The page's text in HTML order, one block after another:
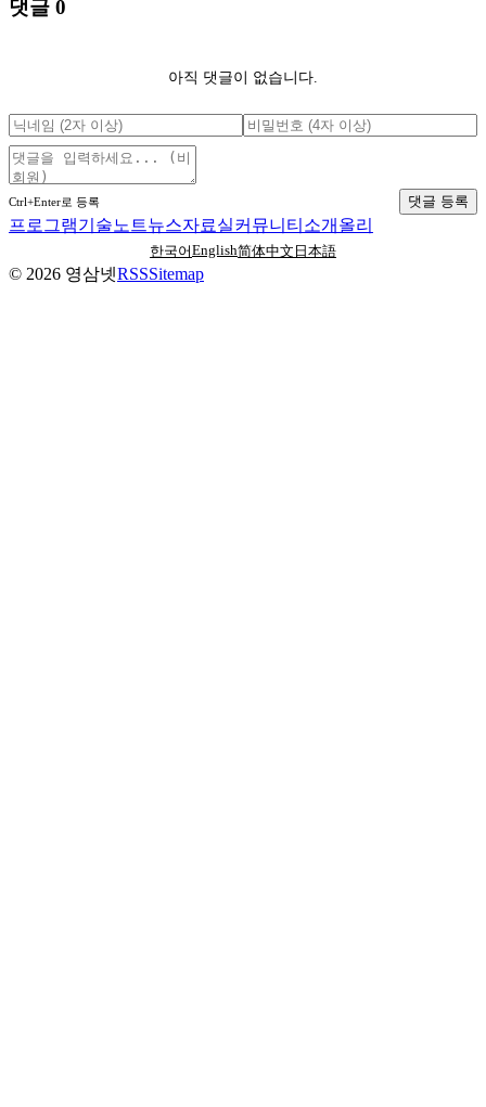
댓글 0
아직 댓글이 없습니다.
Ctrl+Enter로 등록 댓글 등록
프로그램기술노트뉴스자료실커뮤니티 소개 올리
한국어English简体中文 日本語
© 2026 영삼넷RSSSitemap